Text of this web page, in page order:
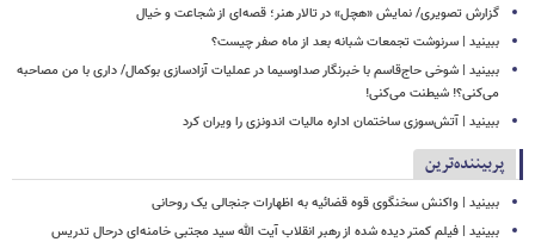
گزارش تصویری/ نمایش «هچل» در تالار هنر؛ قصه‌ای از شجاعت و خیال
ببینید | سرنوشت تجمعات شبانه بعد از ماه صفر چیست؟
ببینید | شوخی حاج‌قاسم با خبرنگار صداوسیما در عملیات آزادسازی بوکمال/ داری با من مصاحبه‌
می‌کنی؟! شیطنت می‌کنی!
ببینید | آتش‌سوزی ساختمان اداره مالیات اندونزی را ویران کرد
پربیننده‌ترین
ببینید | واکنش سخنگوی قوه قضائیه به اظهارات جنجالی یک روحانی
ببینید | فیلم کمتر دیده شده از رهبر انقلاب آیت الله سید مجتبی خامنه‌ای درحال تدریس